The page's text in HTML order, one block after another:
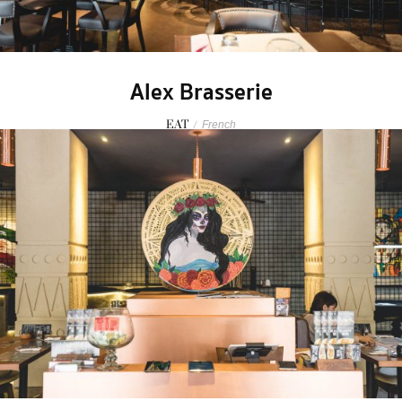
Alex Brasserie
EAT / French